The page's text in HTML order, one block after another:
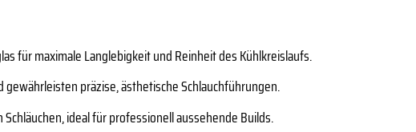
für maximale Langlebigkeit und Reinheit des Kühlkreislaufs.
präzise, ästhetische Schlauchführungen.
ideal für professionell aussehende Builds.